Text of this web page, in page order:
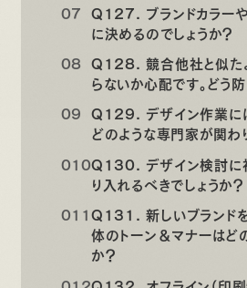
Q127. ブランドカラーや
に決めるのでしょうか？
Q128. 競合他社と似た
らないか心配です。どう
Q129. デザイン作業に
どのような専門家が関わ
Q130. デザイン検討に
り入れるべきでしょうか？
Q131. 新しいブランド
体のトーン＆マナーはど
か？